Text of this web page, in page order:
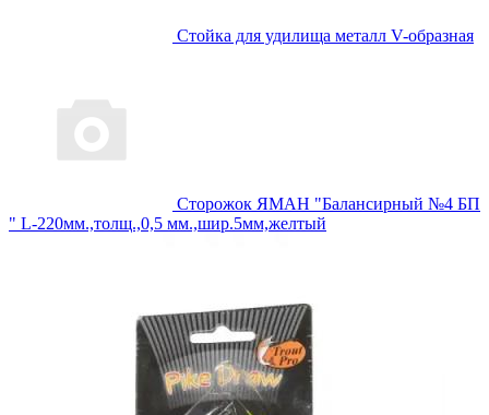
Стойка для удилища металл V-образная
Сторожок ЯМАН "Балансирный №4 БП
" L-220мм.,толщ.,0,5 мм.,шир.5мм,желтый